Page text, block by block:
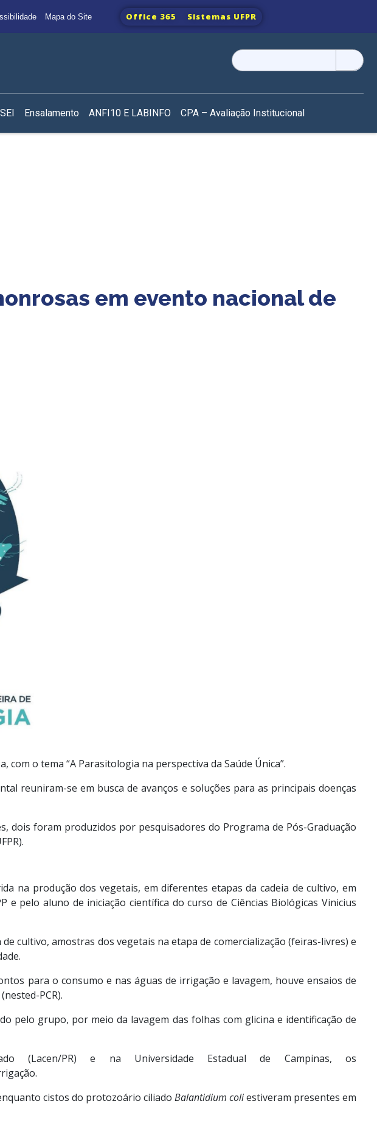
Mapa do Site Office 365 Sistemas UFPR
Pesquisar
por:
SEI Ensalamento ANFI10 E LABINFO CPA – Avaliação Institucional
em evento nacional de
o tema “A Parasitologia na perspectiva da Saúde Única”.
reuniram-se em busca de avanços e soluções para as principais doenças
dois foram produzidos por pesquisadores do Programa de Pós-Graduação
na produção dos vegetais, em diferentes etapas da cadeia de cultivo, em
pelo aluno de iniciação científica do curso de Ciências Biológicas Vinicius
cultivo, amostras dos vegetais na etapa de comercialização (feiras-livres) e
para o consumo e nas águas de irrigação e lavagem, houve ensaios de
PCR).
pelo grupo, por meio da lavagem das folhas com glicina e identificação de
(Lacen/PR) e na Universidade Estadual de Campinas, os
cistos do protozoário ciliado Balantidium coliestiveram presentes em